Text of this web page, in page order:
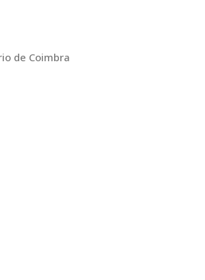
de Coimbra